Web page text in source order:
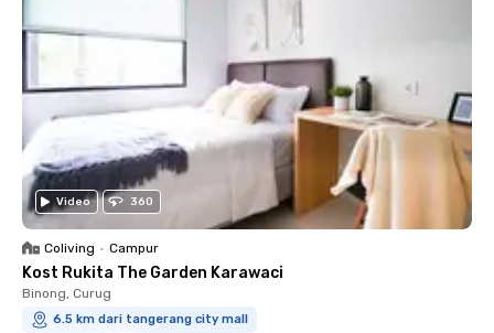
Video 360
Coliving • Campur
Kost Rukita The Garden Karawaci
Binong, Curug
6.5 km dari tangerang city mall